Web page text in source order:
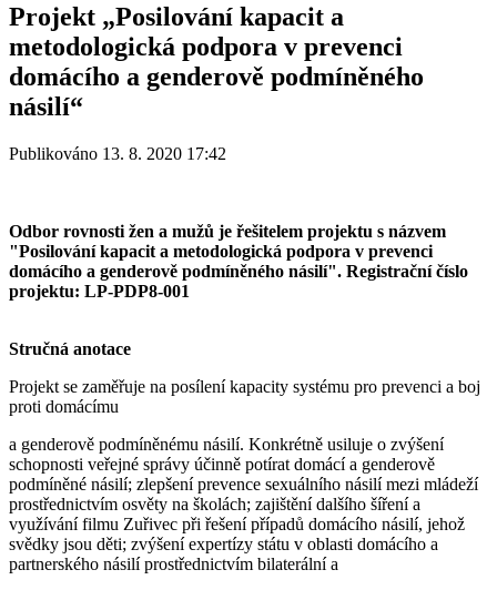
Projekt „Posilování kapacit a
metodologická podpora v prevenci
domácího a genderově podmíněného
násilí“
Publikováno 13. 8. 2020 17:42
Odbor rovnosti žen a mužů je řešitelem projektu s názvem
"Posilování kapacit a metodologická podpora v prevenci
domácího a genderově podmíněného násilí". Registrační číslo
projektu: LP-PDP8-001
Stručná anotace
Projekt se zaměřuje na posílení kapacity systému pro prevenci a boj
proti domácímu
a genderově podmíněnému násilí. Konkrétně usiluje o zvýšení
schopnosti veřejné správy účinně potírat domácí a genderově
podmíněné násilí; zlepšení prevence sexuálního násilí mezi mládeží
prostřednictvím osvěty na školách; zajištění dalšího šíření a
využívání filmu Zuřivec při řešení případů domácího násilí, jehož
svědky jsou děti; zvýšení expertízy státu v oblasti domácího a
partnerského násilí prostřednictvím bilaterální a